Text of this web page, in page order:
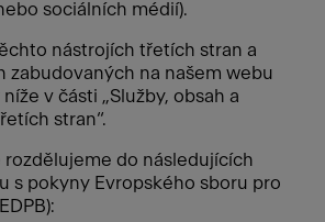
sociálních médií).
nástrojích třetích stran a
zabudovaných na našem webu
v části „Služby, obsah a
stran“.
rozdělujeme do následujících
s pokyny Evropského sboru pro